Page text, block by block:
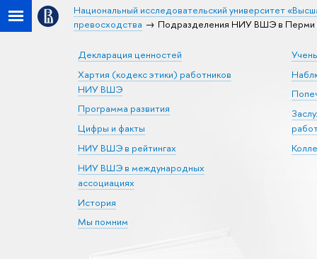
Национальный исследовательский университет
превосходства
Подразделения НИУ ВШЭ в Перми
Декларация ценностей
Хартия (кодекс этики) работников
НИУ ВШЭ
Программа развития
Цифры и факты
НИУ ВШЭ в рейтингах
НИУ ВШЭ в международных
ассоциациях
История
Мы помним